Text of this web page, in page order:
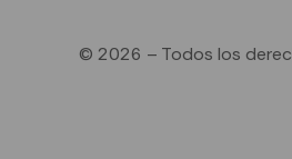
© 2026 – Todos los